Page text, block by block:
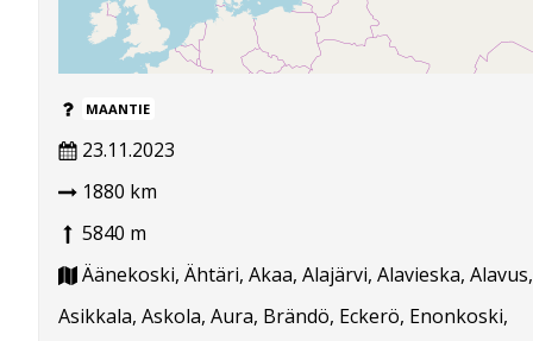
MAANTIE
23.11.2023
1880 km
5840 m
Äänekoski, Ähtäri, Akaa, Alajärvi, Alavieska, Alavus,
Asikkala, Askola, Aura, Brändö, Eckerö, Enonkoski,